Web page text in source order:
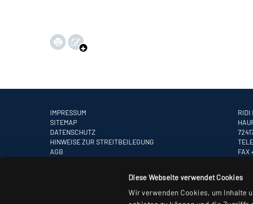
Diese Webseite verwendet Cookies
Wir verwenden Cookies, um Inhalte
IMPRESSUM
SITEMAP
DATENSCHUTZ
HINWEISE ZUR STREITBEILEGUNG
AGB
RIDI
FAX